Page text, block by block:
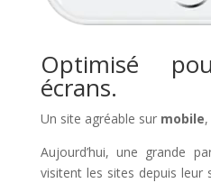
Optimisé
écrans.
Un site agréable sur mobile,
Aujourd’hui, une grande
visitent les sites depuis leur